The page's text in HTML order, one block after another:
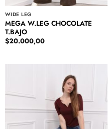
WIDE LEG
MEGA W.LEG CHOCOLATE
T.BAJO
$20.000,00